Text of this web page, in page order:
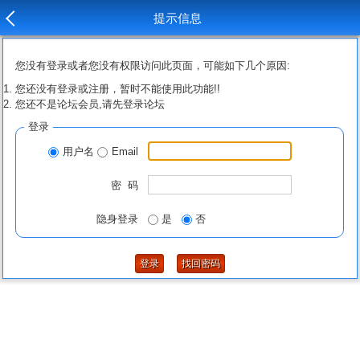
提示信息
您没有登录或者您没有权限访问此页面，可能如下几个原因:
您还没有登录或注册，暂时不能使用此功能!!
您还不是论坛会员,请先登录论坛
登录
用户名 Email
密 码
隐身登录 是 否